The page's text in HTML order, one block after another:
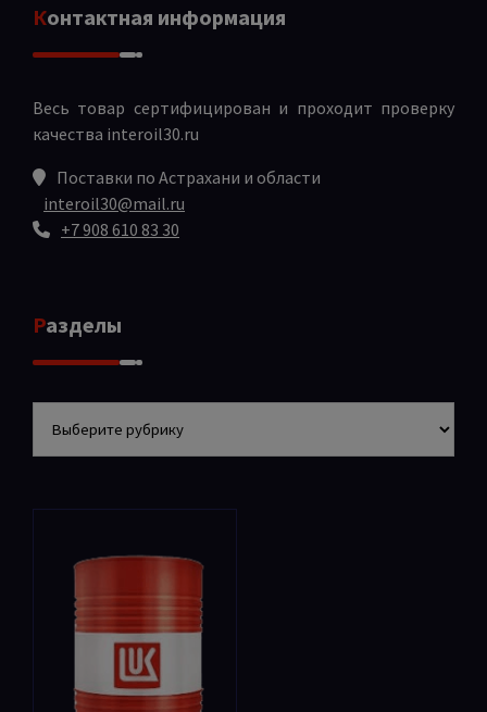
Контактная информация
Весь товар сертифицирован и проходит проверку
качества interoil30.ru
Поставки по Астрахани и области
interoil30@mail.ru
+7 908 610 83 30
Разделы